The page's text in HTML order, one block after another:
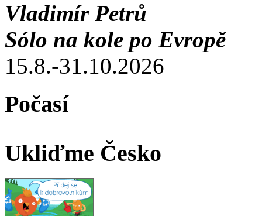
Vladimír Petrů
Sólo na kole po Evropě
15.8.-31.10.2026
Počasí
Ukliďme Česko